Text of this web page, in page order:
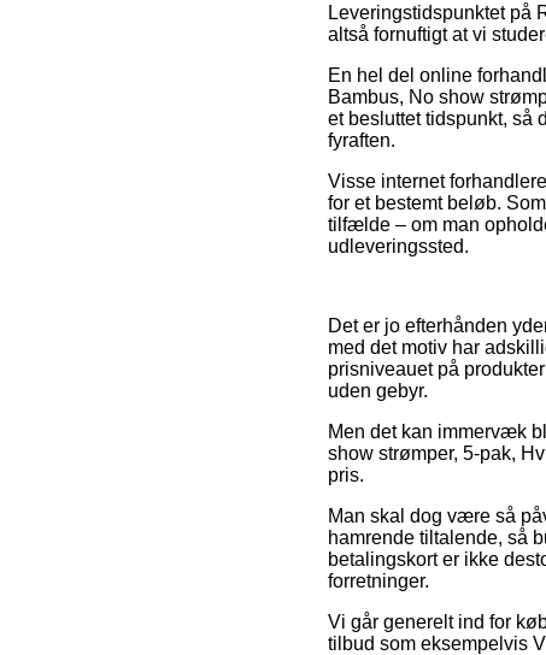
Leveringstidspunktet på
altså fornuftigt at vi
En hel del online
Bambus, No show
et besluttet tidspunkt, så
fyraften.
Visse internet
for et bestemt beløb.
tilfælde – om man
udleveringssted.
Det er jo efterhånden
med det motiv har
prisniveauet på
uden gebyr.
Men det kan immervæk
show strømper, 5-pak,
pris.
Man skal dog være så
hamrende tiltalende, så
betalingskort er ikke
forretninger.
Vi går generelt ind for
tilbud som eksempelvis